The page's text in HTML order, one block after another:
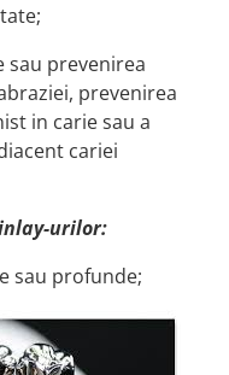
sau prevenirea
prevenirea
in carie sau a
cariei
urilor:
sau profunde;